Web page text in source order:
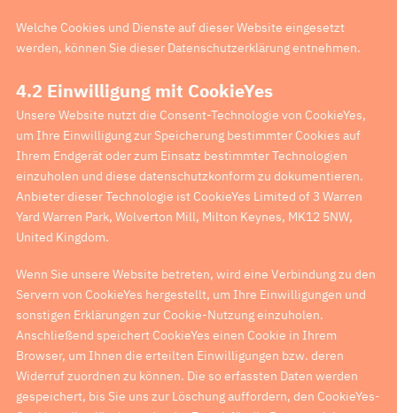
Welche Cookies und Dienste auf dieser Website eingesetzt
werden, können Sie dieser Datenschutzerklärung entnehmen.
4.2 Einwilligung mit CookieYes
Unsere Website nutzt die Consent-Technologie von CookieYes,
um Ihre Einwilligung zur Speicherung bestimmter Cookies auf
Ihrem Endgerät oder zum Einsatz bestimmter Technologien
einzuholen und diese datenschutzkonform zu dokumentieren.
Anbieter dieser Technologie ist CookieYes Limited of 3 Warren
Yard Warren Park, Wolverton Mill, Milton Keynes, MK12 5NW,
United Kingdom.
Wenn Sie unsere Website betreten, wird eine Verbindung zu den
Servern von CookieYes hergestellt, um Ihre Einwilligungen und
sonstigen Erklärungen zur Cookie-Nutzung einzuholen.
Anschließend speichert CookieYes einen Cookie in Ihrem
Browser, um Ihnen die erteilten Einwilligungen bzw. deren
Widerruf zuordnen zu können. Die so erfassten Daten werden
gespeichert, bis Sie uns zur Löschung auffordern, den CookieYes-